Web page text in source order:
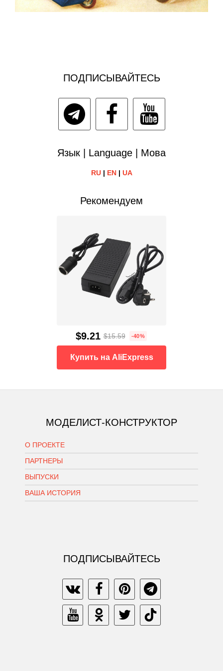
ПОДПИСЫВАЙТЕСЬ
Язык | Language | Мова
RU| EN| UA
Рекомендуем
$9.21 $15.59 -40%
Купить на AliExpress
МОДЕЛИСТ-КОНСТРУКТОР
О ПРОЕКТЕ
ПАРТНЕРЫ
ВЫПУСКИ
ВАША ИСТОРИЯ
ПОДПИСЫВАЙТЕСЬ